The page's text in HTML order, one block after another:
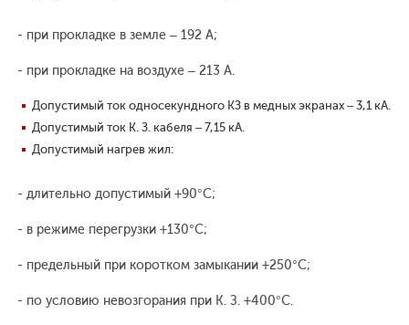
- при прокладке в земле – 192 А;
- при прокладке на воздухе – 213 А.
Допустимый ток односекундного КЗ в медных экранах – 3,1 кА.
Допустимый ток К. З. кабеля – 7,15 кА.
Допустимый нагрев жил:
- длительно допустимый +90°С;
- в режиме перегрузки +130°С;
- предельный при коротком замыкании +250°С;
- по условию невозгорания при К. З. +400°С.